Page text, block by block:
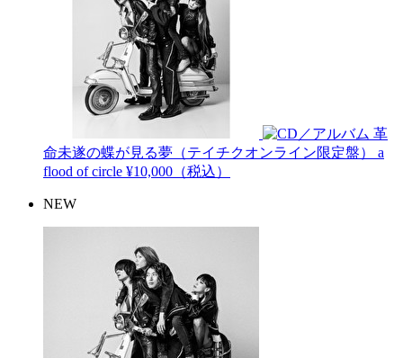
革
命未遂の蝶が見る夢（テイチクオンライン限定盤） a
flood of circle ¥10,000（税込）
NEW